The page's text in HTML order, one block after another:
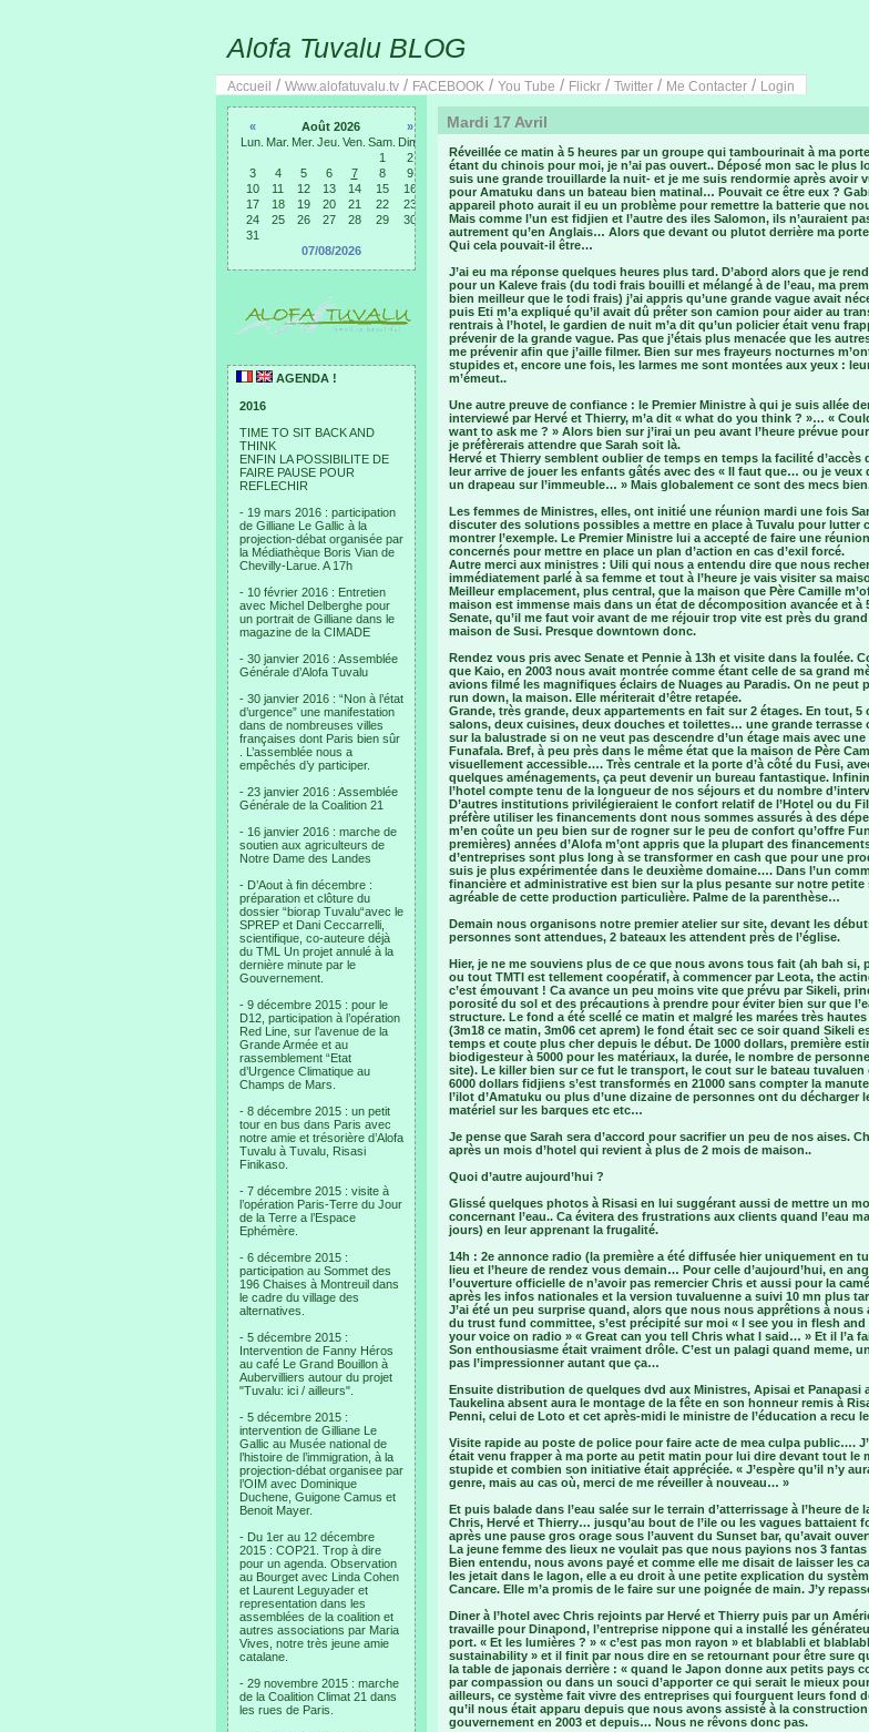
Alofa Tuvalu BLOG
Accueil / Www.alofatuvalu.tv / FACEBOOK / You Tube / Flickr / Twitter / Me Contacter / Login
« Août 2026
»
Lun. Mar. Mer. Jeu. Ven. Sam. Dim.
1
2
3
4 5 6 7 8
9
10
11 12 13 14 15
16
17
18 19 20 21 22
23
24
25 26 27 28 29
30
31
07/08/2026
AGENDA !
2016
TIME TO SIT BACK AND
THINK
ENFIN LA POSSIBILITE DE
FAIRE PAUSE POUR
REFLECHIR
- 19 mars 2016 : participation
de Gilliane Le Gallic à la
projection-débat organisée par
la Médiathèque Boris Vian de
Chevilly-Larue. A 17h
- 10 février 2016 : Entretien
avec Michel Delberghe pour
un portrait de Gilliane dans le
magazine de la CIMADE
- 30 janvier 2016 : Assemblée
Générale d’Alofa Tuvalu
- 30 janvier 2016 : “Non à l’état
d’urgence” une manifestation
dans de nombreuses villes
françaises dont Paris bien sûr
. L’assemblée nous a
empêchés d’y participer.
- 23 janvier 2016 : Assemblée
Générale de la Coalition 21
- 16 janvier 2016 : marche de
soutien aux agriculteurs de
Notre Dame des Landes
- D’Aout à fin décembre :
préparation et clôture du
dossier “biorap Tuvalu“avec le
SPREP et Dani Ceccarrelli,
scientifique, co-auteure déjà
du TML Un projet annulé à la
dernière minute par le
Gouvernement.
- 9 décembre 2015 : pour le
D12, participation à l’opération
Red Line, sur l’avenue de la
Grande Armée et au
rassemblement “Etat
d’Urgence Climatique au
Champs de Mars.
- 8 décembre 2015 : un petit
tour en bus dans Paris avec
notre amie et trésorière d’Alofa
Tuvalu à Tuvalu, Risasi
Finikaso.
- 7 décembre 2015 : visite à
l’opération Paris-Terre du Jour
de la Terre a l’Espace
Ephémère.
- 6 décembre 2015 :
participation au Sommet des
196 Chaises à Montreuil dans
le cadre du village des
alternatives.
- 5 décembre 2015 :
Intervention de Fanny Héros
au café Le Grand Bouillon à
Aubervilliers autour du projet
"Tuvalu: ici / ailleurs".
- 5 décembre 2015 :
intervention de Gilliane Le
Gallic au Musée national de
l’histoire de l’immigration, à la
projection-débat organisee par
l’OIM avec Dominique
Duchene, Guigone Camus et
Benoit Mayer.
- Du 1er au 12 décembre
2015 : COP21. Trop à dire
pour un agenda. Observation
au Bourget avec Linda Cohen
et Laurent Leguyader et
representation dans les
assemblées de la coalition et
autres associations par Maria
Vives, notre très jeune amie
catalane.
- 29 novembre 2015 : marche
de la Coalition Climat 21 dans
les rues de Paris.
Mardi 17 Avril
Réveillée ce matin à 5 heures par un groupe qui tambourinait à ma
étant du chinois pour moi, je n’ai pas ouvert.. Déposé mon sac le plus
suis une grande trouillarde la nuit- et je me suis rendormie après avoir
pour Amatuku dans un bateau bien matinal… Pouvait ce être eux ?
appareil photo aurait il eu un problème pour remettre la batterie que
Mais comme l’un est fidjien et l’autre des iles Salomon, ils n’auraient
autrement qu’en Anglais… Alors que devant ou plutot derrière ma
Qui cela pouvait-il être…
J’ai eu ma réponse quelques heures plus tard. D’abord alors que je
pour un Kaleve frais (du todi frais bouilli et mélangé à de l’eau, ma
bien meilleur que le todi frais) j’ai appris qu’une grande vague avait
puis Eti m’a expliqué qu’il avait dû prêter son camion pour aider au
rentrais à l’hotel, le gardien de nuit m’a dit qu’un policier était venu
prévenir de la grande vague. Pas que j’étais plus menacée que les
me prévenir afin que j’aille filmer. Bien sur mes frayeurs nocturnes
stupides et, encore une fois, les larmes me sont montées aux yeux :
m’émeut..
Une autre preuve de confiance : le Premier Ministre à qui je suis allée
interviewé par Hervé et Thierry, m’a dit « what do you think ? »… «
want to ask me ? » Alors bien sur j’irai un peu avant l’heure prévue
je préfèrerais attendre que Sarah soit là.
Hervé et Thierry semblent oublier de temps en temps la facilité
leur arrive de jouer les enfants gâtés avec des « Il faut que… ou je veux
un drapeau sur l’immeuble… » Mais globalement ce sont des mecs
Les femmes de Ministres, elles, ont initié une réunion mardi une fois
discuter des solutions possibles a mettre en place à Tuvalu pour lutter
montrer l’exemple. Le Premier Ministre lui a accepté de faire une
concernés pour mettre en place un plan d’action en cas d’exil forcé.
Autre merci aux ministres : Uili qui nous a entendu dire que nous
immédiatement parlé à sa femme et tout à l’heure je vais visiter sa
Meilleur emplacement, plus central, que la maison que Père Camille
maison est immense mais dans un état de décomposition avancée et à
Senate, qu’il me faut voir avant de me réjouir trop vite est près du
maison de Susi. Presque downtown donc.
Rendez vous pris avec Senate et Pennie à 13h et visite dans la foulée.
que Kaio, en 2003 nous avait montrée comme étant celle de sa grand
avions filmé les magnifiques éclairs de Nuages au Paradis. On ne peut
run down, la maison. Elle mériterait d’être retapée.
Grande, très grande, deux appartements en fait sur 2 étages. En tout, 5
salons, deux cuisines, deux douches et toilettes… une grande terrasse
sur la balustrade si on ne veut pas descendre d’un étage mais avec
Funafala. Bref, à peu près dans le même état que la maison de Père
visuellement accessible…. Très centrale et la porte d’à côté du Fusi,
quelques aménagements, ça peut devenir un bureau fantastique.
l’hotel compte tenu de la longueur de nos séjours et du nombre
D’autres institutions privilégieraient le confort relatif de l’Hotel ou du
préfère utiliser les financements dont nous sommes assurés à des
m’en coûte un peu bien sur de rogner sur le peu de confort qu’offre
premières) années d’Alofa m’ont appris que la plupart des
d’entreprises sont plus long à se transformer en cash que pour une
suis je plus expérimentée dans le deuxième domaine…. Dans l’un
financière et administrative est bien sur la plus pesante sur notre
agréable de cette production particulière. Palme de la parenthèse…
Demain nous organisons notre premier atelier sur site, devant les
personnes sont attendues, 2 bateaux les attendent près de l’église.
Hier, je ne me souviens plus de ce que nous avons tous fait (ah bah si,
ou tout TMTI est tellement coopératif, à commencer par Leota, the
c’est émouvant ! Ca avance un peu moins vite que prévu par Sikeli,
porosité du sol et des précautions à prendre pour éviter bien sur que
structure. Le fond a été scellé ce matin et malgré les marées très
(3m18 ce matin, 3m06 cet aprem) le fond était sec ce soir quand Sikeli
temps et coute plus cher depuis le début. De 1000 dollars, première
biodigesteur à 5000 pour les matériaux, la durée, le nombre de
site). Le killer bien sur ce fut le transport, le cout sur le bateau
6000 dollars fidjiens s’est transformés en 21000 sans compter la
l’ilot d’Amatuku ou plus d’une dizaine de personnes ont du décharger
matériel sur les barques etc etc…
Je pense que Sarah sera d’accord pour sacrifier un peu de nos aises.
après un mois d’hotel qui revient à plus de 2 mois de maison..
Quoi d’autre aujourd’hui ?
Glissé quelques photos à Risasi en lui suggérant aussi de mettre un
concernant l’eau.. Ca évitera des frustrations aux clients quand l’eau
jours) en leur apprenant la frugalité.
14h : 2e annonce radio (la première a été diffusée hier uniquement en
lieu et l’heure de rendez vous demain… Pour celle d’aujourd’hui, en
l’ouverture officielle de n’avoir pas remercier Chris et aussi pour la
après les infos nationales et la version tuvaluenne a suivi 10 mn plus
J’ai été un peu surprise quand, alors que nous nous apprêtions à nous
du trust fund committee, s’est précipité sur moi « I see you in flesh
your voice on radio » « Great can you tell Chris what I said… » Et il l’a
Son enthousiasme était vraiment drôle. C’est un palagi quand meme,
pas l’impressionner autant que ça…
Ensuite distribution de quelques dvd aux Ministres, Apisai et Panapasi
Taukelina absent aura le montage de la fête en son honneur remis à
Penni, celui de Loto et cet après-midi le ministre de l’éducation a recu
Visite rapide au poste de police pour faire acte de mea culpa public….
était venu frapper à ma porte au petit matin pour lui dire devant tout le
stupide et combien son initiative était appréciée. « J’espère qu’il n’y
genre, mais au cas où, merci de me réveiller à nouveau… »
Et puis balade dans l’eau salée sur le terrain d’atterrissage à l’heure de
Chris, Hervé et Thierry… jusqu’au bout de l’ile ou les vagues battaient
après une pause gros orage sous l’auvent du Sunset bar, qu’avait
La jeune femme des lieux ne voulait pas que nous payions nos 3
Bien entendu, nous avons payé et comme elle me disait de laisser les
les jetait dans le lagon, elle a eu droit à une petite explication du
Cancare. Elle m’a promis de le faire sur une poignée de main. J’y
Diner à l’hotel avec Chris rejoints par Hervé et Thierry puis par un
travaille pour Dinapond, l’entreprise nippone qui a installé les
port. « Et les lumières ? » « c’est pas mon rayon » et blablabli et
sustainability » et il finit par nous dire en se retournant pour être sure
la table de japonais derrière : « quand le Japon donne aux petits pays
par compassion ou dans un souci d’apporter ce qui serait le mieux
ailleurs, ce système fait vivre des entreprises qui fourguent leurs fond
qu’il nous était apparu depuis que nous avons assisté à la construction
gouvernement en 2003 et depuis… Nous ne rêvons donc pas.